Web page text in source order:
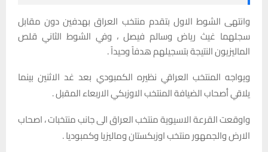
وانتهى الشوط الاول بتقدم منتخب العراق بهدفين دون مقابل
سجلهما غيث رياض وسالم فيصل ، وفي الشوط الثاني قلص
الماليزيون النتيجة بتسجيلهم هدفاً وحيداً .
ويواجه المنتخب العراقي نظيره الكمبودي بعد غد الاثنين بينما
يلاقي أصحاب الضيافة المنتخب الاوزبكي الاربعاء المقبل .
واوقعت القرعة الاسيوية منتخب العراق الى جانب منتخبات ، اصحاب
الارض والجمهور منتخب اوزبكستان وماليزيا وكمبوديا .